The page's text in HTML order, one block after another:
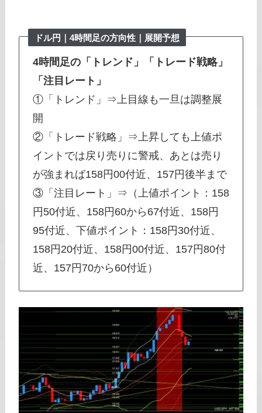
ドル円｜4時間足の方向性｜展開予想
4時間足の「トレンド」「トレード戦略」
「注目レート」
①「トレンド」⇒上目線も一旦は調整展
開
②「トレード戦略」⇒上昇しても上値ポ
イントでは戻り売りに警戒、あとは売り
が強まれば158円00付近、157円後半まで
③「注目レート」⇒（上値ポイント：158
円50付近、158円60から67付近、158円
95付近、下値ポイント：158円30付近、
158円20付近、158円00付近、157円80付
近、157円70から60付近）